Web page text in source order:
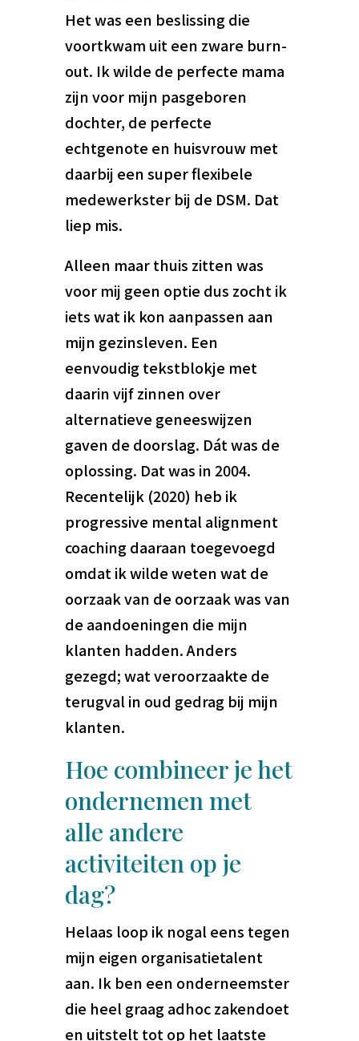
Het was een beslissing die
voortkwam uit een zware burn-
out. Ik wilde de perfecte mama
zijn voor mijn pasgeboren
dochter, de perfecte
echtgenote en huisvrouw met
daarbij een super flexibele
medewerkster bij de DSM. Dat
liep mis.
Alleen maar thuis zitten was
voor mij geen optie dus zocht ik
iets wat ik kon aanpassen aan
mijn gezinsleven. Een
eenvoudig tekstblokje met
daarin vijf zinnen over
alternatieve geneeswijzen
gaven de doorslag. Dát was de
oplossing. Dat was in 2004.
Recentelijk (2020) heb ik
progressive mental alignment
coaching daaraan toegevoegd
omdat ik wilde weten wat de
oorzaak van de oorzaak was van
de aandoeningen die mijn
klanten hadden. Anders
gezegd; wat veroorzaakte de
terugval in oud gedrag bij mijn
klanten.
Hoe combineer je het
ondernemen met
alle andere
activiteiten op je
dag?
Helaas loop ik nogal eens tegen
mijn eigen organisatietalent
aan. Ik ben een onderneemster
die heel graag adhoc zakendoet
en uitstelt tot op het laatste